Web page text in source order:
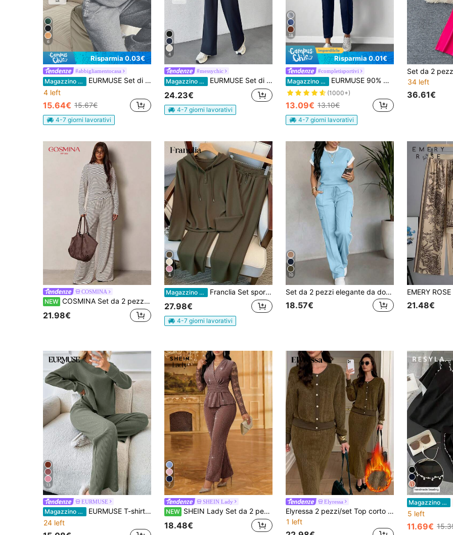
6
Risparmia 0.03€
#abbigliamentocasa
Magazzino EU
EURMUSE Set di felpa e pantaloni della tuta con decorazioni in strass, adatto per autunno/inverno
4 left
15.64€ 15.67€
4-7 giorni lavorativi
4
#messychic
Magazzino EU EURMUSE Set di felpa e pantaloni in cotone alla moda con patchwork
24.23€
4-7 giorni lavorativi
18
Risparmia 0.01€
#completisportivi
Magazzino EU EURMUSE 90% Cotone Maglietta a spalle scoperte 2 in 1 e Pantaloni della tuta con dettagli di cucitura
(1000+)
13.09€ 13.10€
4-7 giorni lavorativi
34 left
36.61€
COSMINA
NEW COSMINA Set da 2 pezzi di top e pantaloni casual a righe per donna, primavera/autunno
21.98€
4
Magazzino EU Franclia Set sportivo con cappuccio e mezza chiusura lampo, di stile minimalista e alla moda
27.98€
4-7 giorni lavorativi
10
Set da 2 pezzi elegante da donna primavera/autunno, nuovo casual versatile, top a maniche corte con collo rotondo e pantaloni cargo larghi a righe con vita alta e coulisse
18.57€ 21.48€
13
EURMUSE
Magazzino EU
EURMUSE T-shirt e pantaloni in maglia a costine 100% cotone con spalle cadenti
24 left
7
SHEIN Lady
NEW SHEIN Lady Set da 2 pezzi elegante da donna con top e pantaloni in pizzo patchwork per feste
18.48€
Elyressa
Elyressa 2 pezzi/set Top corto con maniche lunghe e collo rotondo con bottoni e gonna lunga a vita dritta in tessuto morbido, stile casual francese
1 left
Magazzino EU
5 left
11.69€